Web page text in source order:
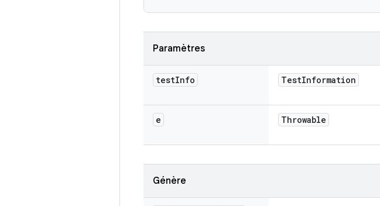
Paramètres
testInfo TestInformation
e Throwable
Génère